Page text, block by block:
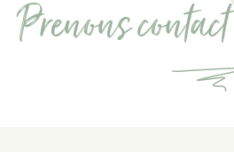
Prenons contact